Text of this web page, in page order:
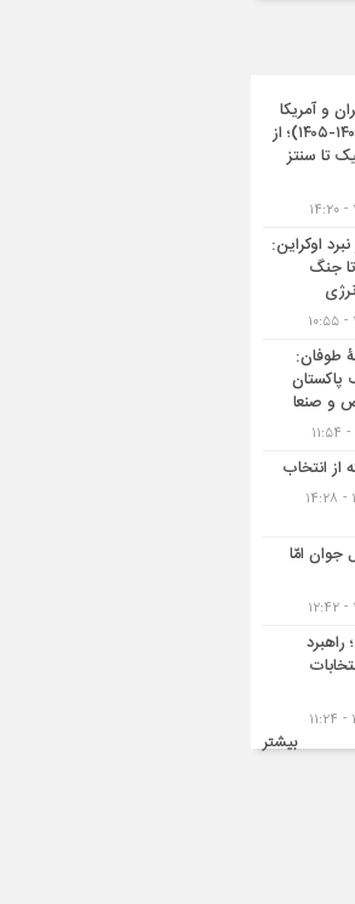
و آمریکا
در تنگه هرمز (۱۴۰۴-۱۴۰۵)؛ از
تا سنتز
نبرد اوکراین:
تا جنگ
طوفان:
پاکستان
و صنعا
از انتخاب
امّا
بیشتر